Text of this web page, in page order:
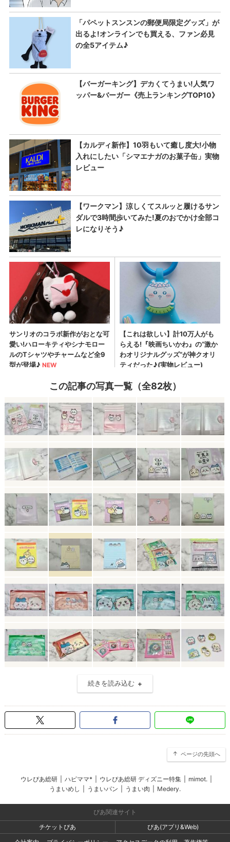
この記事の写真一覧（全82枚）
続きを読み込む
ページの先頭へ
ウレぴあ総研 ハピママ* ウレぴあ総研 ディズニー特集 mimot.
うまいめし
うまいパン うまい肉 Medery.
ぴあ関連サイト
チケットぴあ
ぴあ(アプリ&Web)